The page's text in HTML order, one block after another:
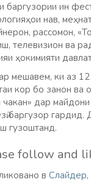
баргузории ин
нав,
рассомон,
телевизион ва
ҳокимияти
мешавем, ки аз 12
кор бо занон ва
чакан» дар
баргузор
гузоштанд.
follow and
в Слайдер,